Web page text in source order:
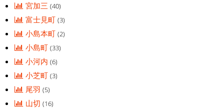
宮加三(40)
富士見町(3)
小島本町(2)
小島町(33)
小河内(6)
小芝町(3)
尾羽(5)
山切(16)